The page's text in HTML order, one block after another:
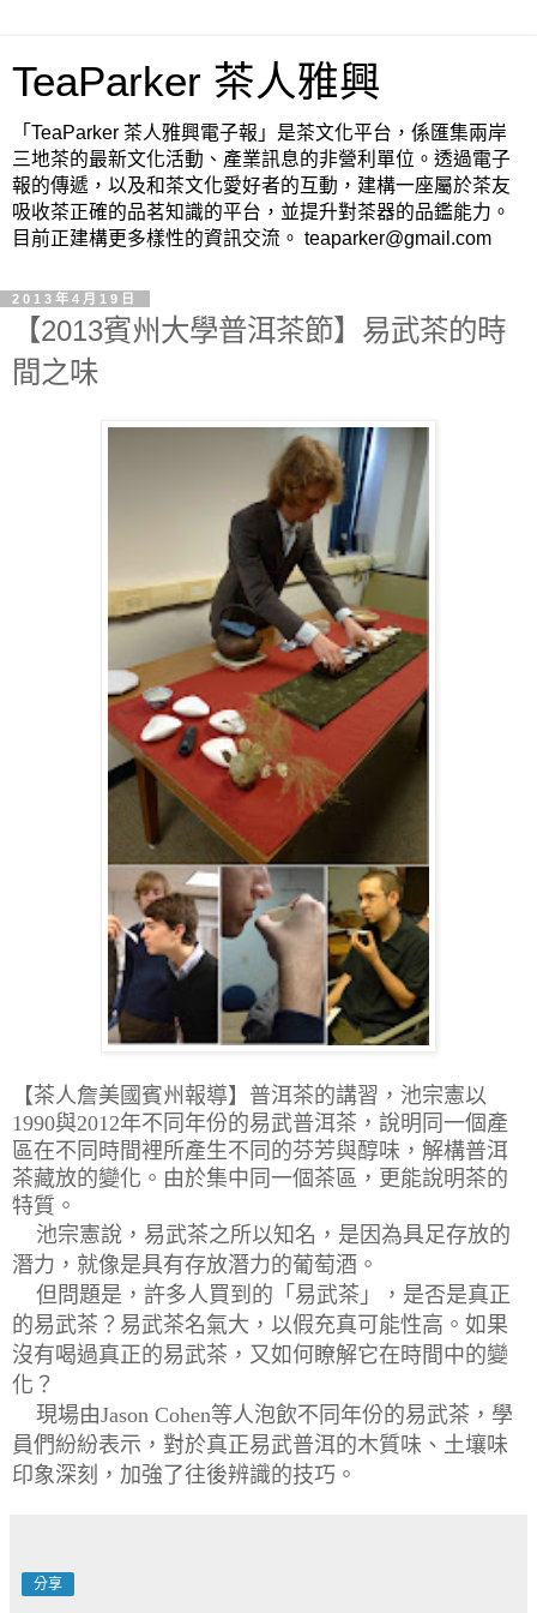
TeaParker 茶人雅興
「TeaParker 茶人雅興電子報」是茶文化平台，係匯集兩岸
三地茶的最新文化活動、產業訊息的非營利單位。透過電子
報的傳遞，以及和茶文化愛好者的互動，建構一座屬於茶友
吸收茶正確的品茗知識的平台，並提升對茶器的品鑑能力。
目前正建構更多樣性的資訊交流。 teaparker@gmail.com
2013年4月19日
【2013賓州大學普洱茶節】易武茶的時
間之味
【茶人詹美國賓州報導】 普洱茶的講習，池宗憲以
1990與2012年不同年份的易武普洱茶， 說明同一個產
區在不同時間裡所產生不同的芬芳與醇味， 解構普洱
茶藏放的變化。由於集中同一個茶區，更能說明茶的
特質。
池宗憲說，易武茶之所以知名，是因為具足存放的
潛力， 就像是具有存放潛力的葡萄酒。
但問題是，許多人買到的「易武茶」
，是否是真正
的易武茶？易武茶名氣大，以假充真可能性高。 如果
沒有喝過真正的易武茶，又如何瞭解它在時間中的變
化？
現場由Jason Cohen等人泡飲不同年份的易武茶， 學
員們紛紛表示，對於真正易武普洱的木質味、土壤味
印象深刻， 加強了往後辨識的技巧。
分享